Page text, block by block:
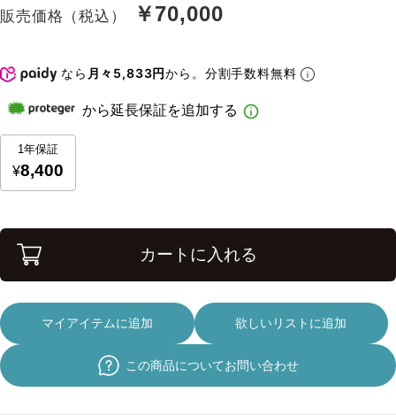
販売価格（税込） ￥70,000
なら 月々5,833円から。分割手数料無料
カートに入れる
マイアイテムに追加 欲しいリストに追加
この商品についてお問い合わせ